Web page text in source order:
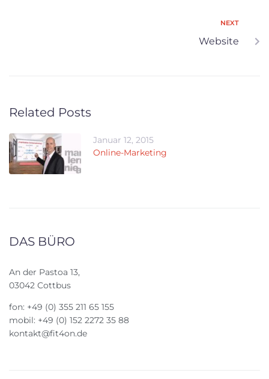
NEXT
Website
Related Posts
Januar 12, 2015
Online-Marketing
DAS BÜRO
An der Pastoa 13,
03042 Cottbus
fon: +49 (0) 355 211 65 155
mobil: +49 (0) 152 2272 35 88
kontakt@fit4on.de